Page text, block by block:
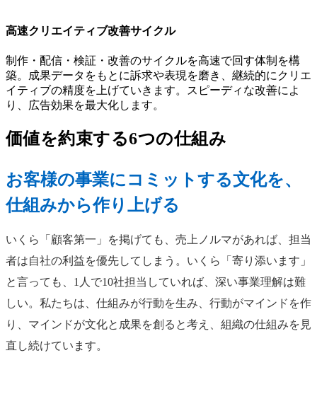
高速クリエイティブ改善サイクル
制作・配信・検証・改善のサイクルを高速で回す体制を構
築。成果データをもとに訴求や表現を磨き、継続的にクリエ
イティブの精度を上げていきます。スピーディな改善によ
り、広告効果を最大化します。
価値を約束する6つの仕組み
お客様の事業にコミットする文化を、
仕組みから作り上げる
いくら「顧客第一」を掲げても、売上ノルマがあれば、担当
者は自社の利益を優先してしまう。いくら「寄り添います」
と言っても、1人で10社担当していれば、深い事業理解は難
しい。私たちは、仕組みが行動を生み、行動がマインドを作
り、マインドが文化と成果を創ると考え、組織の仕組みを見
直し続けています。